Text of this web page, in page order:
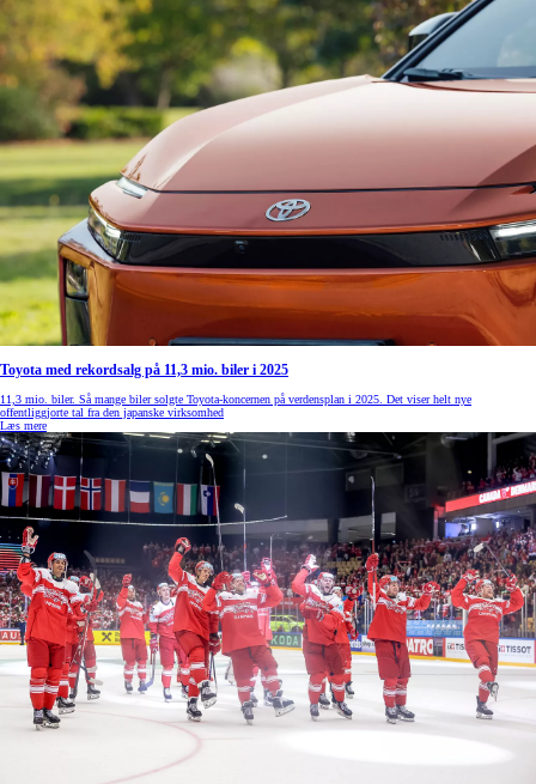
Toyota med rekordsalg på 11,3 mio. biler i 2025
11,3 mio. biler. Så mange biler solgte Toyota-koncernen på verdensplan i 2025. Det viser helt nye
offentliggjorte tal fra den japanske virksomhed
Læs mere